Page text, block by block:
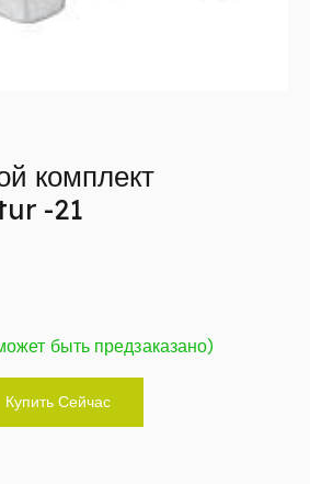
комплект
-21
быть предзаказано)
Купить Сейчас